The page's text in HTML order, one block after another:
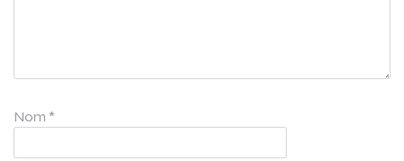
Nom *